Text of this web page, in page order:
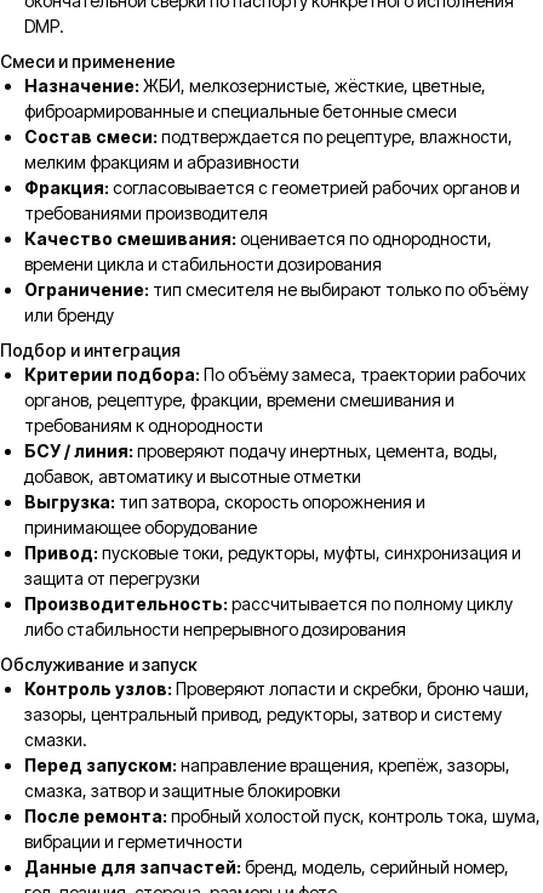
DMP.
Смеси и применение
Назначение: ЖБИ, мелкозернистые, жёсткие, цветные,
фиброармированные и специальные бетонные смеси
Состав смеси: подтверждается по рецептуре, влажности,
мелким фракциям и абразивности
Фракция: согласовывается с геометрией рабочих органов и
требованиями производителя
Качество смешивания: оценивается по однородности,
времени цикла и стабильности дозирования
Ограничение: тип смесителя не выбирают только по объёму
или бренду
Подбор и интеграция
Критерии подбора: По объёму замеса, траектории рабочих
органов, рецептуре, фракции, времени смешивания и
требованиям к однородности
БСУ / линия: проверяют подачу инертных, цемента, воды,
добавок, автоматику и высотные отметки
Выгрузка: тип затвора, скорость опорожнения и
принимающее оборудование
Привод: пусковые токи, редукторы, муфты, синхронизация и
защита от перегрузки
Производительность: рассчитывается по полному циклу
либо стабильности непрерывного дозирования
Обслуживание и запуск
Контроль узлов: Проверяют лопасти и скребки, броню чаши,
зазоры, центральный привод, редукторы, затвор и систему
смазки.
Перед запуском: направление вращения, крепёж, зазоры,
смазка, затвор и защитные блокировки
После ремонта: пробный холостой пуск, контроль тока, шума,
вибрации и герметичности
Данные для запчастей: бренд, модель, серийный номер,